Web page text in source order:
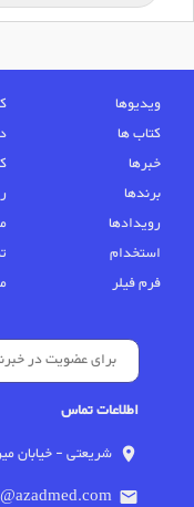
ویدیوها
کتاب ها
خبرها
برندها
رویدادها
استخدام
فرم فیلر
اطلاعات تماس
location_on شریعتی - خیابان
email